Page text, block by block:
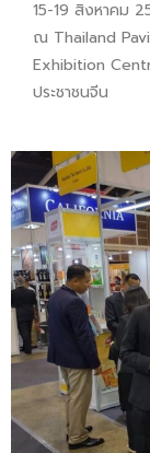
15-19 สิงหาคม
ณ Thailand
Exhibition
ประชาชนจีน